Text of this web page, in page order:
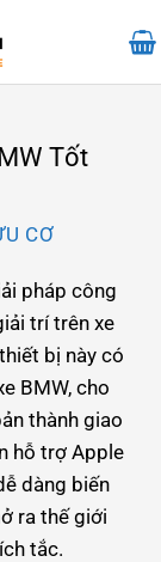
Tốt
CƠ
pháp công
trí trên xe
bị này có
BMW, cho
thành giao
hỗ trợ Apple
dàng biến
ra thế giới
tắc.